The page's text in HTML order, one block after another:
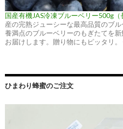
国産有機JAS冷凍ブルーベリー500g
産の完熟ジューシーな最高品質のブ
養満点のブルーベリーのもぎたてを
お届けします。贈り物にもピッタリ。
ひまわり蜂蜜のご注文